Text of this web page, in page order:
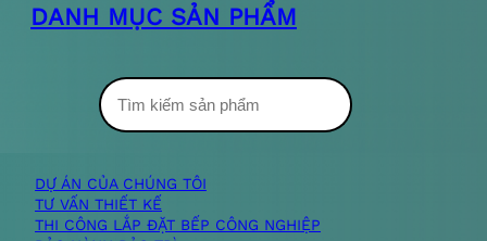
DANH MỤC SẢN PHẨM
DỰ ÁN CỦA CHÚNG TÔI
TƯ VẤN THIẾT KẾ
THI CÔNG LẮP ĐẶT BẾP CÔNG NGHIỆP